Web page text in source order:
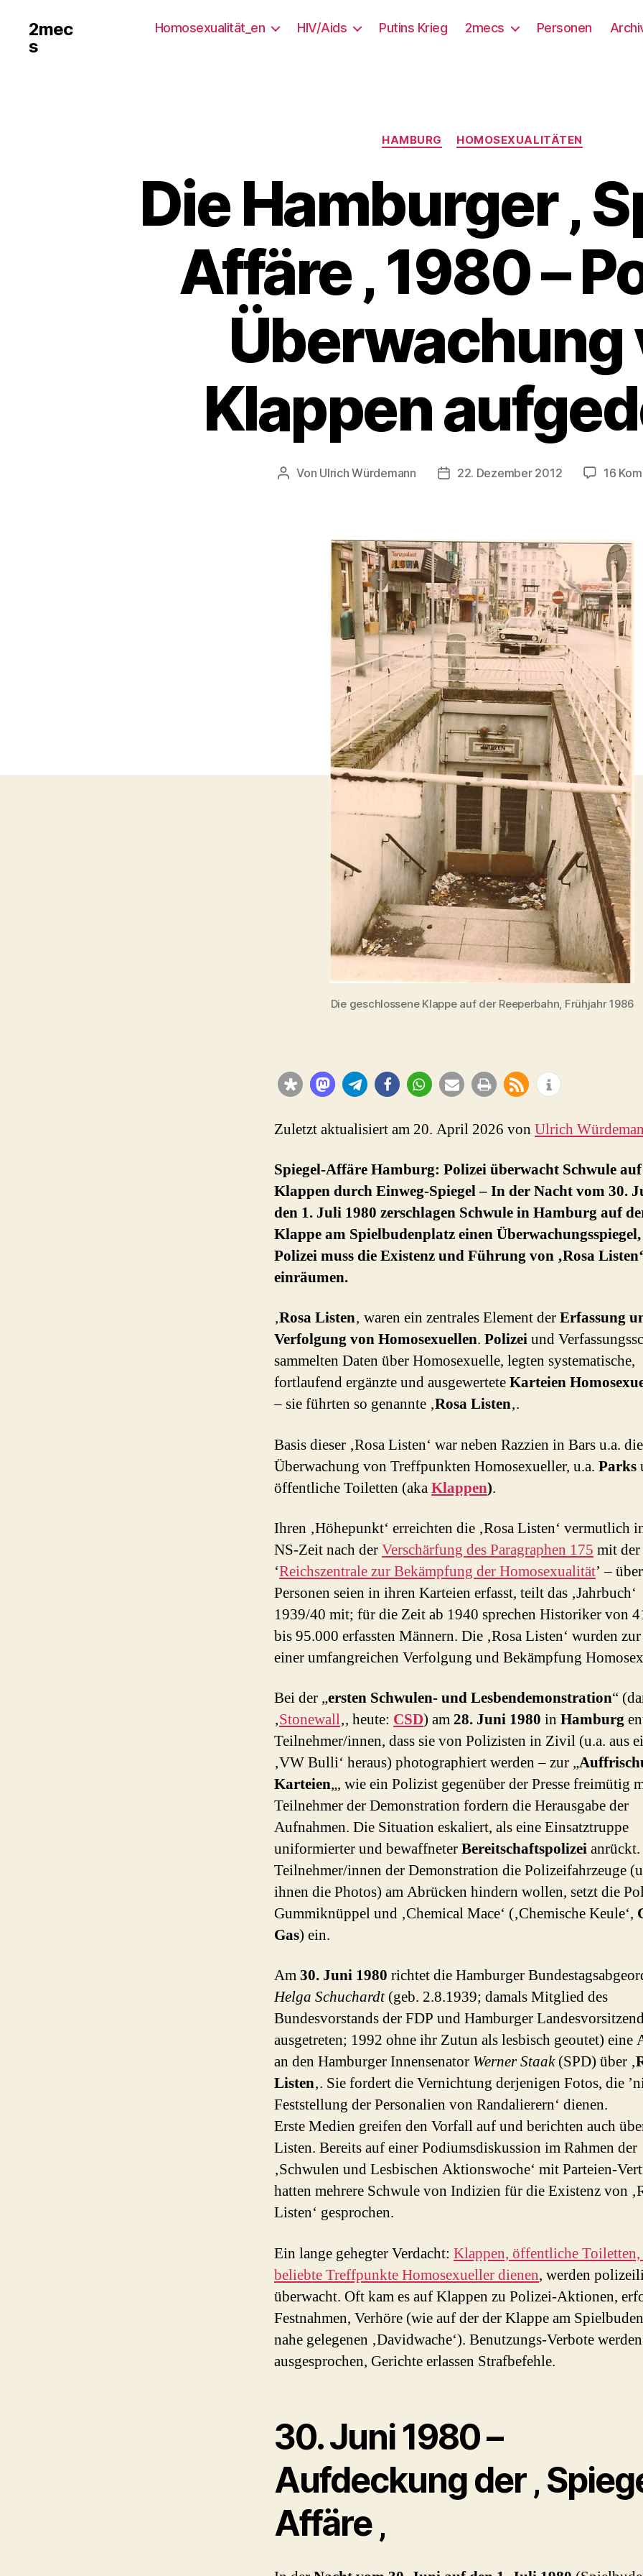
2mec
s
Homosexualität_en HIV/Aids Putins Krieg 2mecs Personen
Kategorien
HAMBURG HOMOSEXUALITÄTEN
Die Hamburger ‚
Affäre ‚ 1980 –
Überwachung
Klappen
Beitragsautor
Von Ulrich Würdemann Beitragsdatum
22. Dezember 2012 16
Die geschlossene Klappe auf der Reeperbahn, Frühjahr 1986
Zuletzt aktualisiert am 20. April 2026 von Ulrich
Spiegel-Affäre Hamburg: Polizei überwacht Schwule auf
Klappen durch Einweg-Spiegel – In der Nacht vom 30.
den 1. Juli 1980 zerschlagen Schwule in Hamburg auf
Klappe am Spielbudenplatz einen
Polizei muss die Existenz und Führung von ‚Rosa Listen‘
einräumen.
‚Rosa Listen‚ waren ein zentrales Element derErfassung
Verfolgung von Homosexuellen. Polizeiund
sammelten Daten über Homosexuelle, legten systematische,
fortlaufend ergänzte und ausgewerteteKarteien
– sie führten so genannte ‚Rosa Listen‚.
Basis dieser ‚Rosa Listen‘ war neben Razzien in Bars u.a. die
Überwachung von Treffpunkten Homosexueller, u.a. Parks
öffentliche Toiletten (akaKlappen).
Ihren ‚Höhepunkt‘ erreichten die ‚Rosa Listen‘ vermutlich
NS-Zeit nach derVerschärfung des Paragraphen 175 mit der
‘Reichszentrale zur Bekämpfung der Homosexualität’ –
Personen seien in ihren Karteien erfasst, teilt das ‚Jahrbuch‘
1939/40 mit; für die Zeit ab 1940 sprechen Historiker von
bis 95.000 erfassten Männern. Die ‚Rosa Listen‘ wurden
einer umfangreichen Verfolgung und Bekämpfung
Bei der „ersten Schwulen- und Lesbendemonstration“
‚Stonewall‚, heute: CSD) am28. Juni 1980 in Hamburg
Teilnehmer/innen, dass sie von Polizisten in Zivil (u.a. aus
‚VW Bulli‘ heraus) photographiert werden – zur „
Karteien„, wie ein Polizist gegenüber der Presse freimütig
Teilnehmer der Demonstration fordern die Herausgabe der
Aufnahmen. Die Situation eskaliert, als eine Einsatztruppe
uniformierter und bewaffneterBereitschaftspolizei
Teilnehmer/innen der Demonstration die Polizeifahrzeuge
ihnen die Photos) am Abrücken hindern wollen, setzt die
Gummiknüppel und ‚Chemical Mace‘ (‚Chemische Keule‘,
Gas) ein.
Am30. Juni 1980 richtet die Hamburger
Helga Schuchardt(geb. 2.8.1939; damals Mitglied des
Bundesvorstands der FDP und Hamburger
ausgetreten; 1992 ohne ihr Zutun als lesbisch geoutet) eine
an den Hamburger Innensenator Werner Staak(SPD) über ‚
Listen‚. Sie fordert die Vernichtung derjenigen Fotos, die
Feststellung der Personalien von Randalierern‘ dienen.
Erste Medien greifen den Vorfall auf und berichten auch
Listen. Bereits auf einer Podiumsdiskussion im Rahmen der
‚Schwulen und Lesbischen Aktionswoche‘ mit Parteien-
hatten mehrere Schwule von Indizien für die Existenz von
Listen‘ gesprochen.
Ein lange gehegter Verdacht: Klappen, öffentliche Toiletten,
beliebte Treffpunkte Homosexueller dienen, werden
überwacht. Oft kam es auf Klappen zu Polizei-Aktionen,
Festnahmen, Verhöre (wie auf der der Klappe am
nahe gelegenen ‚Davidwache‘). Benutzungs-Verbote werden
ausgesprochen, Gerichte erlassen Strafbefehle.
30. Juni 1980 –
Aufdeckung der ‚
Affäre ‚